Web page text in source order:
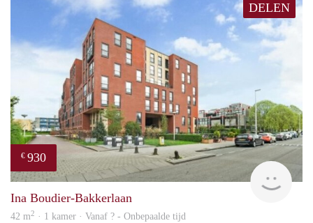
DELEN
€ 930
Ina Boudier-Bakkerlaan
42 m2 · 1 kamer · Vanaf ? - Onbepaalde tijd